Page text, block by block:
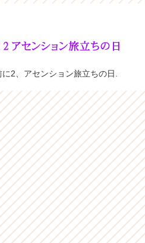
2、アセンション旅立ちの日.